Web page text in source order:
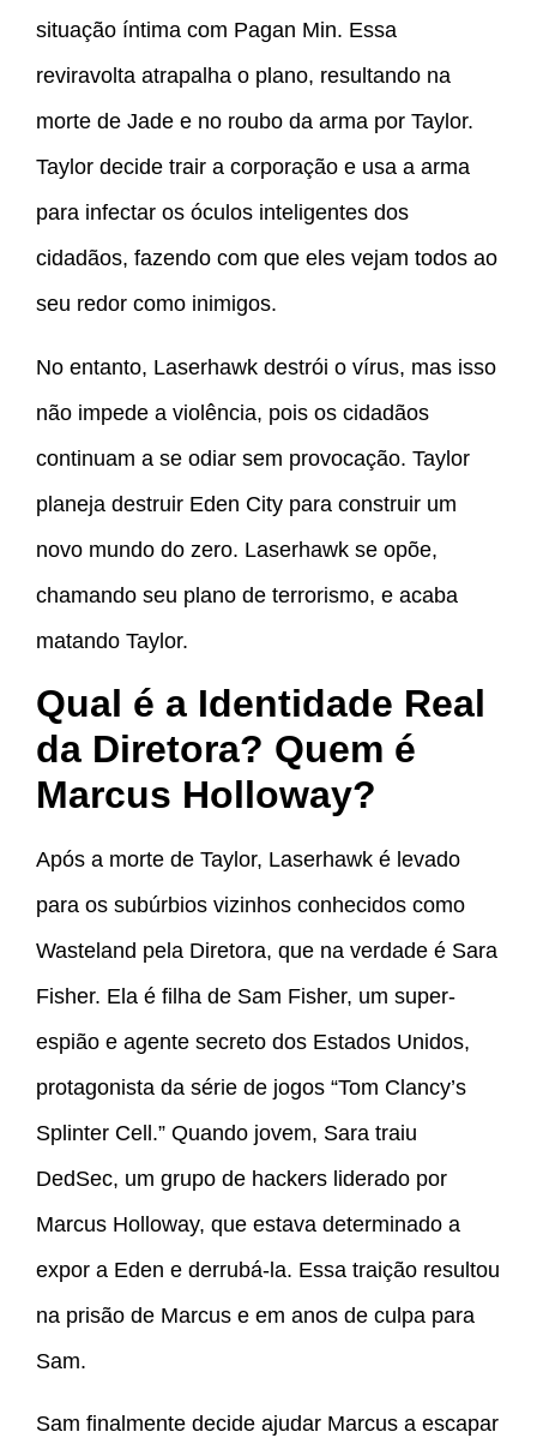
situação íntima com Pagan Min. Essa
reviravolta atrapalha o plano, resultando na
morte de Jade e no roubo da arma por Taylor.
Taylor decide trair a corporação e usa a arma
para infectar os óculos inteligentes dos
cidadãos, fazendo com que eles vejam todos ao
seu redor como inimigos.
No entanto, Laserhawk destrói o vírus, mas isso
não impede a violência, pois os cidadãos
continuam a se odiar sem provocação. Taylor
planeja destruir Eden City para construir um
novo mundo do zero. Laserhawk se opõe,
chamando seu plano de terrorismo, e acaba
matando Taylor.
Qual é a Identidade Real
da Diretora? Quem é
Marcus Holloway?
Após a morte de Taylor, Laserhawk é levado
para os subúrbios vizinhos conhecidos como
Wasteland pela Diretora, que na verdade é Sara
Fisher. Ela é filha de Sam Fisher, um super-
espião e agente secreto dos Estados Unidos,
protagonista da série de jogos “Tom Clancy’s
Splinter Cell.” Quando jovem, Sara traiu
DedSec, um grupo de hackers liderado por
Marcus Holloway, que estava determinado a
expor a Eden e derrubá-la. Essa traição resultou
na prisão de Marcus e em anos de culpa para
Sam.
Sam finalmente decide ajudar Marcus a escapar